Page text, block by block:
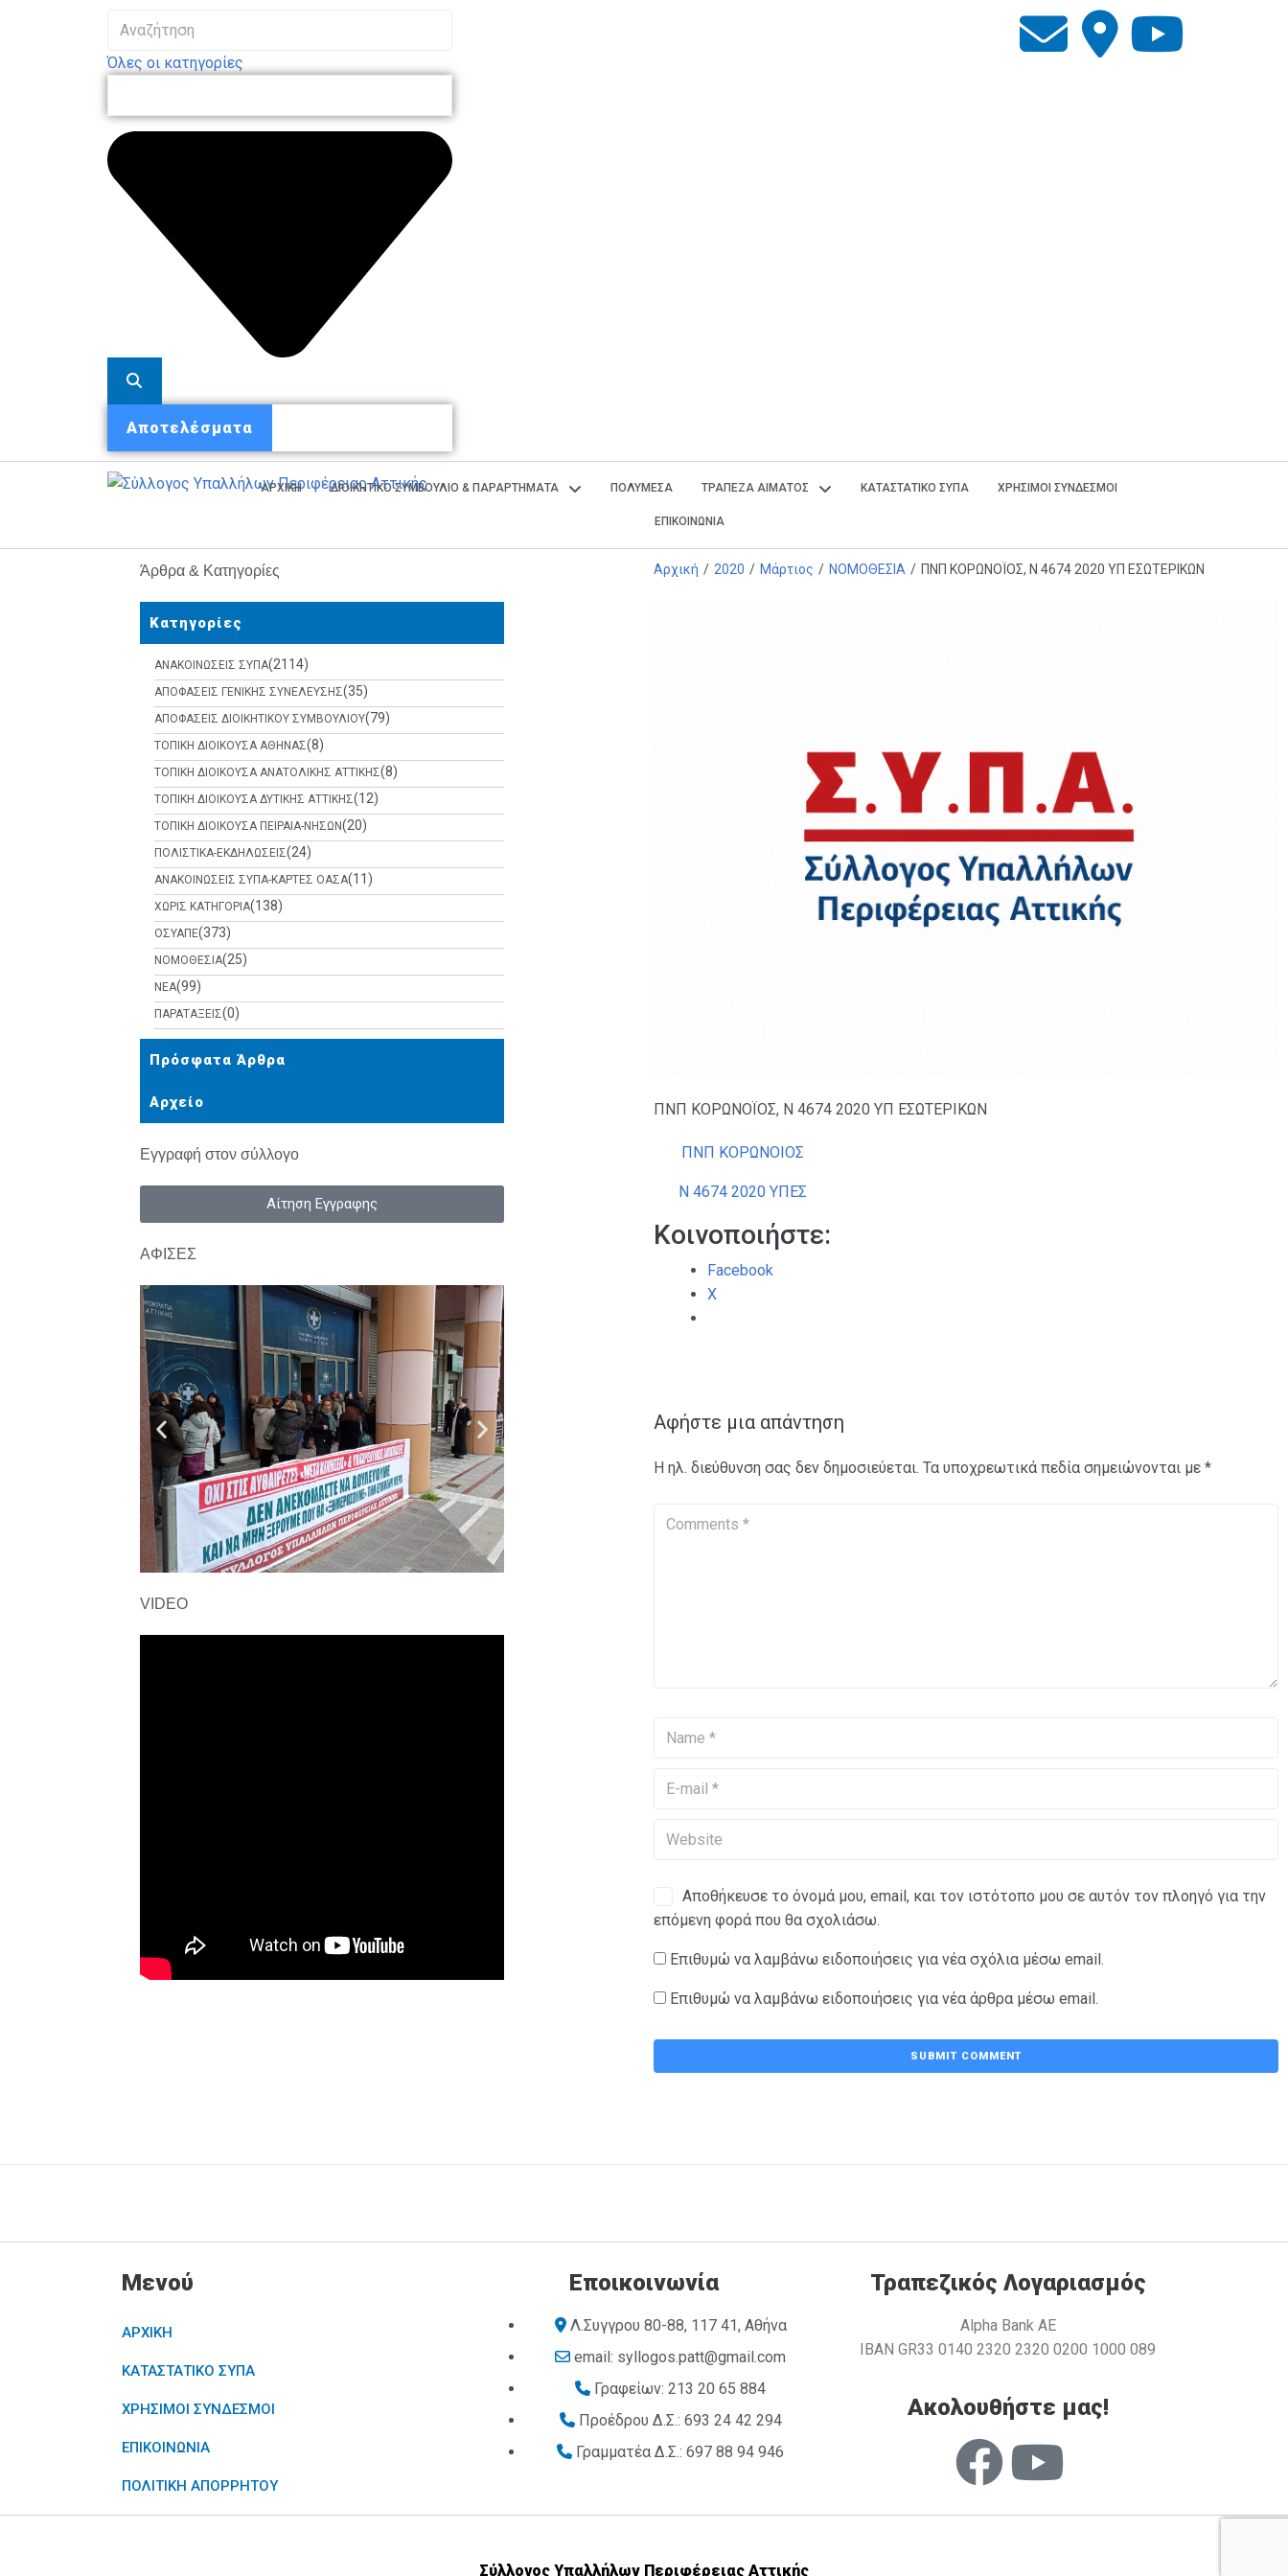
Όλες οι κατηγορίες
Αποτελέσματα
ΑΡΧΙΚΗ ΔΙΟΙΚΗΤΙΚΟ ΣΥΜΒΟΥΛΙΟ & ΠΑΡΑΡΤΗΜΑΤΑ ΠΟΛΥΜΕΣΑ ΤΡΑΠΕΖΑ ΑΙΜΑΤΟΣ ΚΑΤΑΣΤΑΤΙΚΟ ΣΥΠΑ ΧΡΗΣΙΜΟΙ ΣΥΝΔΕΣΜΟΙ
ΕΠΙΚΟΙΝΩΝΙΑ
Άρθρα & Κατηγορίες
Κατηγορίες
ΑΝΑΚΟΙΝΩΣΕΙΣ ΣΥΠΑ(2114)
ΑΠΟΦΑΣΕΙΣ ΓΕΝΙΚΗΣ ΣΥΝΕΛΕΥΣΗΣ(35)
ΑΠΟΦΑΣΕΙΣ ΔΙΟΙΚΗΤΙΚΟΥ ΣΥΜΒΟΥΛΙΟΥ(79)
ΤΟΠΙΚΗ ΔΙΟΙΚΟΥΣΑ ΑΘΗΝΑΣ(8)
ΤΟΠΙΚΗ ΔΙΟΙΚΟΥΣΑ ΑΝΑΤΟΛΙΚΗΣ ΑΤΤΙΚΗΣ(8)
ΤΟΠΙΚΗ ΔΙΟΙΚΟΥΣΑ ΔΥΤΙΚΗΣ ΑΤΤΙΚΗΣ(12)
ΤΟΠΙΚΗ ΔΙΟΙΚΟΥΣΑ ΠΕΙΡΑΙΑ-ΝΗΣΩΝ(20)
ΠΟΛΙΣΤΙΚΑ-ΕΚΔΗΛΩΣΕΙΣ(24)
ΑΝΑΚΟΙΝΩΣΕΙΣ ΣΥΠΑ-ΚΑΡΤΕΣ ΟΑΣΑ(11)
ΧΩΡΙΣ ΚΑΤΗΓΟΡΙΑ(138)
ΟΣΥΑΠΕ(373)
ΝΟΜΟΘΕΣΙΑ(25)
ΝΕΑ(99)
ΠΑΡΑΤΑΞΕΙΣ(0)
Πρόσφατα Άρθρα
Αρχείο
Εγγραφή στον σύλλογο
Αίτηση Εγγραφης
ΑΦΙΣΕΣ
VIDEO
Αρχική / 2020 / Μάρτιος / ΝΟΜΟΘΕΣΙΑ / ΠΝΠ ΚΟΡΩΝΟΪΟΣ, Ν 4674 2020 ΥΠ ΕΣΩΤΕΡΙΚΩΝ
ΠΝΠ ΚΟΡΩΝΟΪΟΣ, Ν 4674 2020 ΥΠ ΕΣΩΤΕΡΙΚΩΝ
ΠΝΠ ΚΟΡΩΝΟIΟΣ
Ν 4674 2020 ΥΠΕΣ
Κοινοποιήστε:
Facebook
X
Αφήστε μια απάντηση
Η ηλ. διεύθυνση σας δεν δημοσιεύεται. Τα υποχρεωτικά πεδία σημειώνονται με *
Αποθήκευσε το όνομά μου, email, και τον ιστότοπο μου σε αυτόν τον πλοηγό για την
επόμενη φορά που θα σχολιάσω.
Επιθυμώ να λαμβάνω ειδοποιήσεις για νέα σχόλια μέσω email.
Επιθυμώ να λαμβάνω ειδοποιήσεις για νέα άρθρα μέσω email.
Μενού
ΑΡΧΙΚΗ
ΚΑΤΑΣΤΑΤΙΚΟ ΣΥΠΑ
ΧΡΗΣΙΜΟΙ ΣΥΝΔΕΣΜΟΙ
ΕΠΙΚΟΙΝΩΝΙΑ
ΠΟΛΙΤΙΚΗ ΑΠΟΡΡΗΤΟΥ
Εποικοινωνία
Λ.Συγγρου 80-88, 117 41, Αθήνα
email: syllogos.patt@gmail.com
Γραφείων: 213 20 65 884
Προέδρου Δ.Σ.: 693 24 42 294
Γραμματέα Δ.Σ.: 697 88 94 946
Τραπεζικός Λογαριασμός
Alpha Bank AE
ΙΒΑΝ GR33 0140 2320 2320 0200 1000 089
Ακολουθήστε μας!
Σύλλογος Υπαλλήλων Περιφέρειας Αττικής